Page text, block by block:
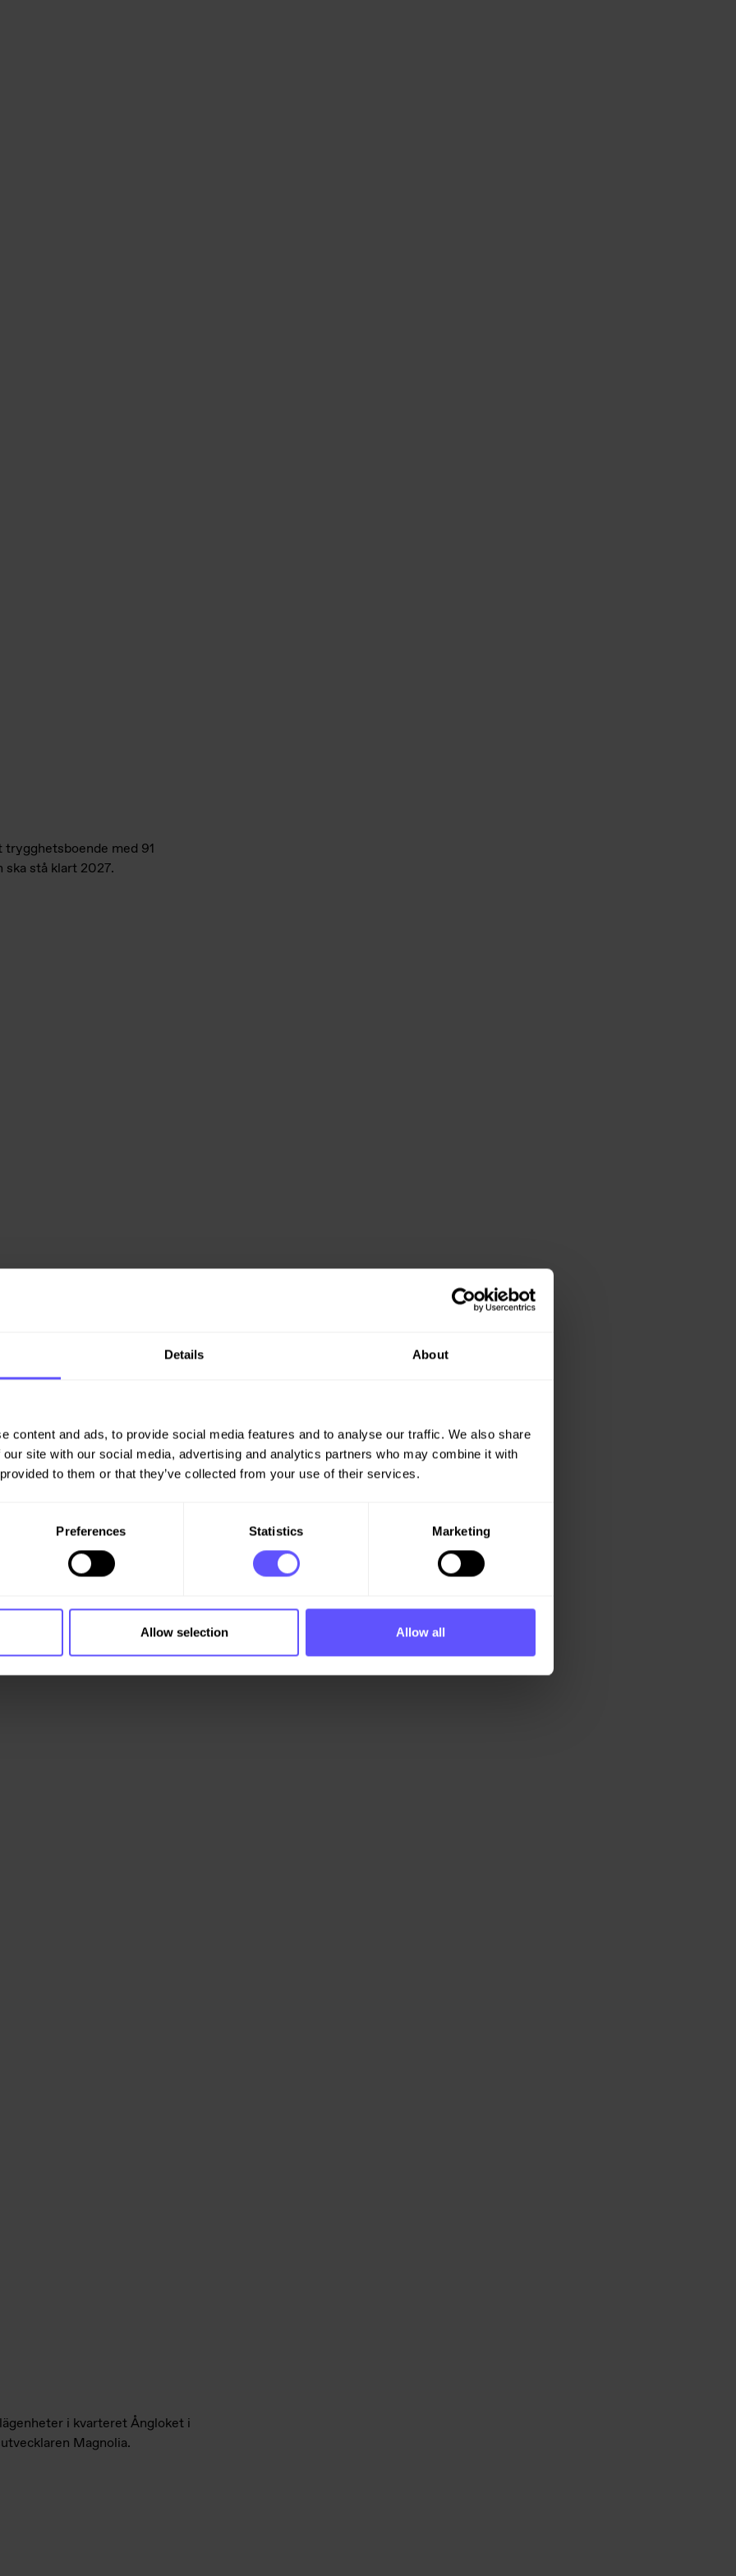
Details About
content and ads, to provide social media features and to analyse our traffic. We also share
site with our social media, advertising and analytics partners who may combine it with
to them or that they’ve collected from your use of their services.
Preferences Statistics Marketing
Allow selection Allow all
med 91
ska stå klart 2027.
åt Lundaborna. Det är
med projektutvecklaren
i kvarteret Ångloket i
Magnolia.